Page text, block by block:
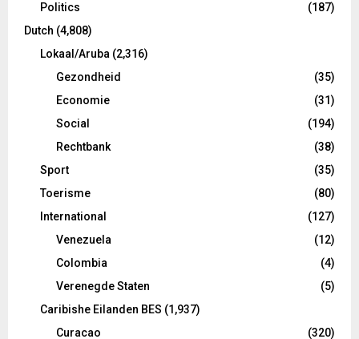
Politics
(187)
Dutch (4,808)
Lokaal/Aruba (2,316)
Gezondheid
(35)
Economie
(31)
Social
(194)
Rechtbank
(38)
Sport
(35)
Toerisme
(80)
International
(127)
Venezuela
(12)
Colombia
(4)
Verenegde Staten
(5)
Caribishe Eilanden BES (1,937)
Curacao
(320)